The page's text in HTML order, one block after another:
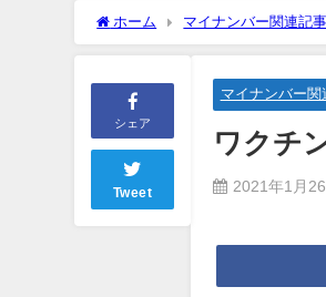
ホーム マイナンバー関連記事
シェア
Tweet
マイナンバー関
ワクチ
2021年1月26